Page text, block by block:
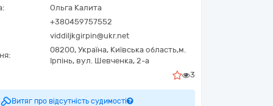
Ольга Калита
+380459757552
viddiljkgirpin@ukr.net
08200, Україна, Київська область,м.
Ірпінь, вул. Шевченка, 2-а
3
Витяг про відсутність судимості